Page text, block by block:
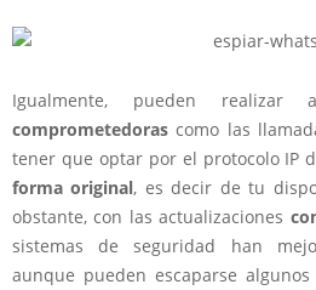
Igualmente, pueden realizar
comprometedoras como las
tener que optar por el protocolo IP
forma original, es decir de tu
obstante, con las actualizaciones
sistemas de seguridad han
aunque pueden escaparse